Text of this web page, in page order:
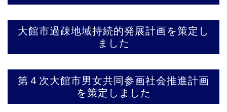
大館市過疎地域持続的発展計画を策定し
ました
第４次大館市男女共同参画社会推進計画
を策定しました